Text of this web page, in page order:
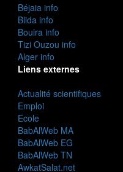
Béjaia info
Blida info
Bouira info
Tizi Ouzou info
Alger info
Liens externes
Actualité scientifiques
Emploi
Ecole
BabAlWeb MA
BabAlWeb EG
BabAlWeb TN
AwkatSalat.net